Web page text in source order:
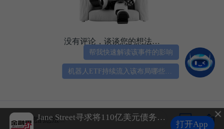
没有评论，谈谈您的想法…
谈谈您的想法...
帮我快速解读该事件的影响
机器人ETF持续流入该布局哪些细分领域？
拿森科技首挂上市 早盘上涨84.36%公司为智能驾驶线控制动解决方案供货商 Jane Street寻求将110亿美元债务转为私募信贷
打开App